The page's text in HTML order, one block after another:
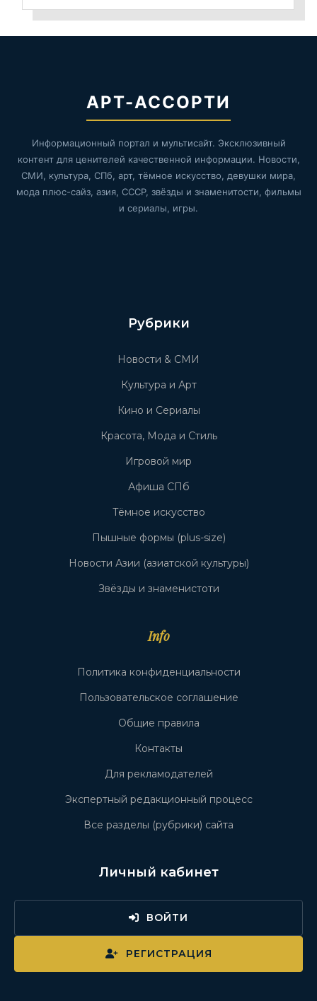
АРТ-АССОРТИ
Информационный портал и мультисайт. Эксклюзивный
контент для ценителей качественной информации. Новости,
СМИ, культура, СПб, арт, тёмное искусство, девушки мира,
мода плюс-сайз, азия, СССР, звёзды и знаменитости, фильмы
и сериалы, игры.
Рубрики
Новости & СМИ
Культура и Арт
Кино и Сериалы
Красота, Мода и Стиль
Игровой мир
Афиша СПб
Тёмное искусство
Пышные формы (plus-size)
Новости Азии (азиатской культуры)
Звёзды и знаменистоти
Info
Политика конфиденциальности
Пользовательское соглашение
Общие правила
Контакты
Для рекламодателей
Экспертный редакционный процесс
Все разделы (рубрики) сайта
Личный кабинет
ВОЙТИ
РЕГИСТРАЦИЯ